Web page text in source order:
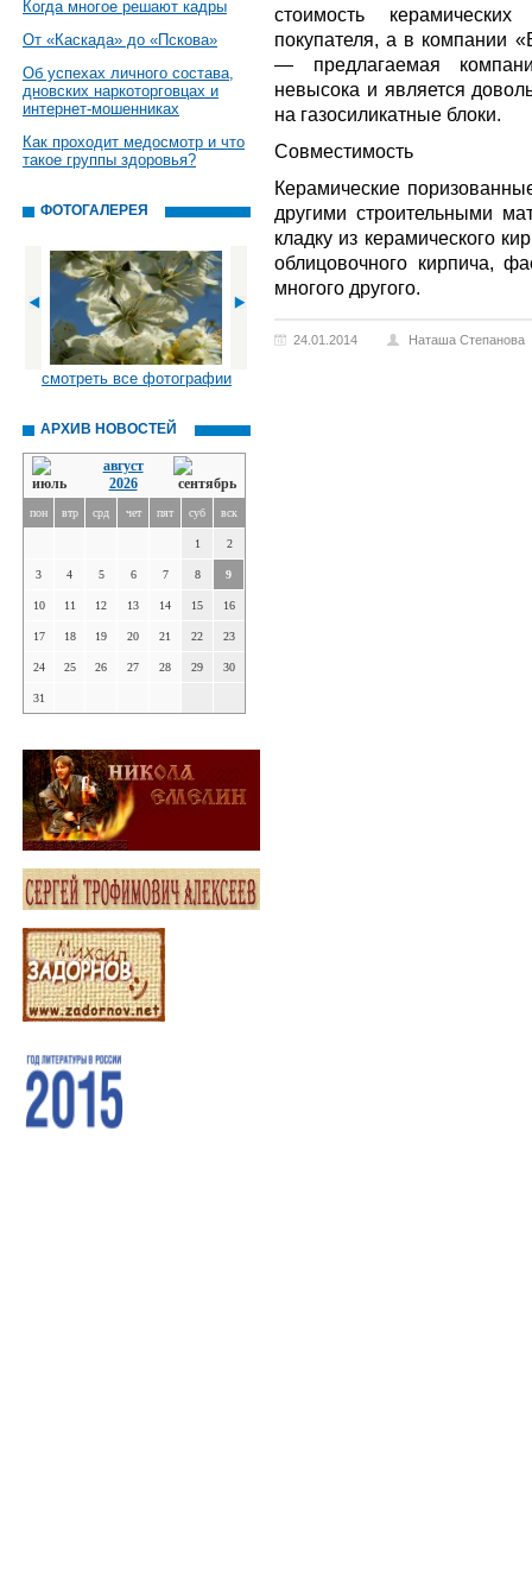
Когда многое решают кадры
От «Каскада» до «Пскова»
Об успехах личного состава,
дновских наркоторговцах и
интернет-мошенниках
Как проходит медосмотр и что
такое группы здоровья?
ФОТОГАЛЕРЕЯ
смотреть все фотографии
АРХИВ НОВОСТЕЙ
август
2026
пон втр срд чет пят суб вск
1 2
3 4 5 6 7 8 9
10 11 12 13 14 15 16
17 18 19 20 21 22 23
24 25 26 27 28 29 30
31
стоимость
покупателя, а в компании
— предлагаемая
невысока и является
на газосиликатные блоки.
Совместимость
Керамические
другими строительными
кладку из керамического
облицовочного кирпича,
многого другого.
24.01.2014 Наташа Степанова